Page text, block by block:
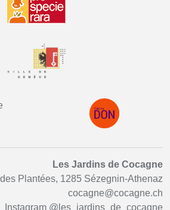
Les Jardins de Cocagne
Plantées, 1285 Sézegnin-Athenaz
cocagne@cocagne.ch
Instagram @les_jardins_de_cocagne